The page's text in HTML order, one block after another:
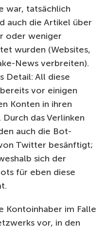
war, tatsächlich
auch die Artikel über
oder weniger
wurden (Websites,
News verbreiten).
Detail: All diese
vor einigen
Konten in ihren
das Verlinken
auch die Bot-
Twitter besänftigt;
sich der
für eben diese
Kontoinhaber im Falle
vor, in den